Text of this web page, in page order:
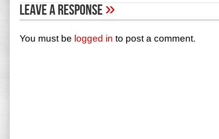
Leave A Response»
You must be logged in to post a comment.